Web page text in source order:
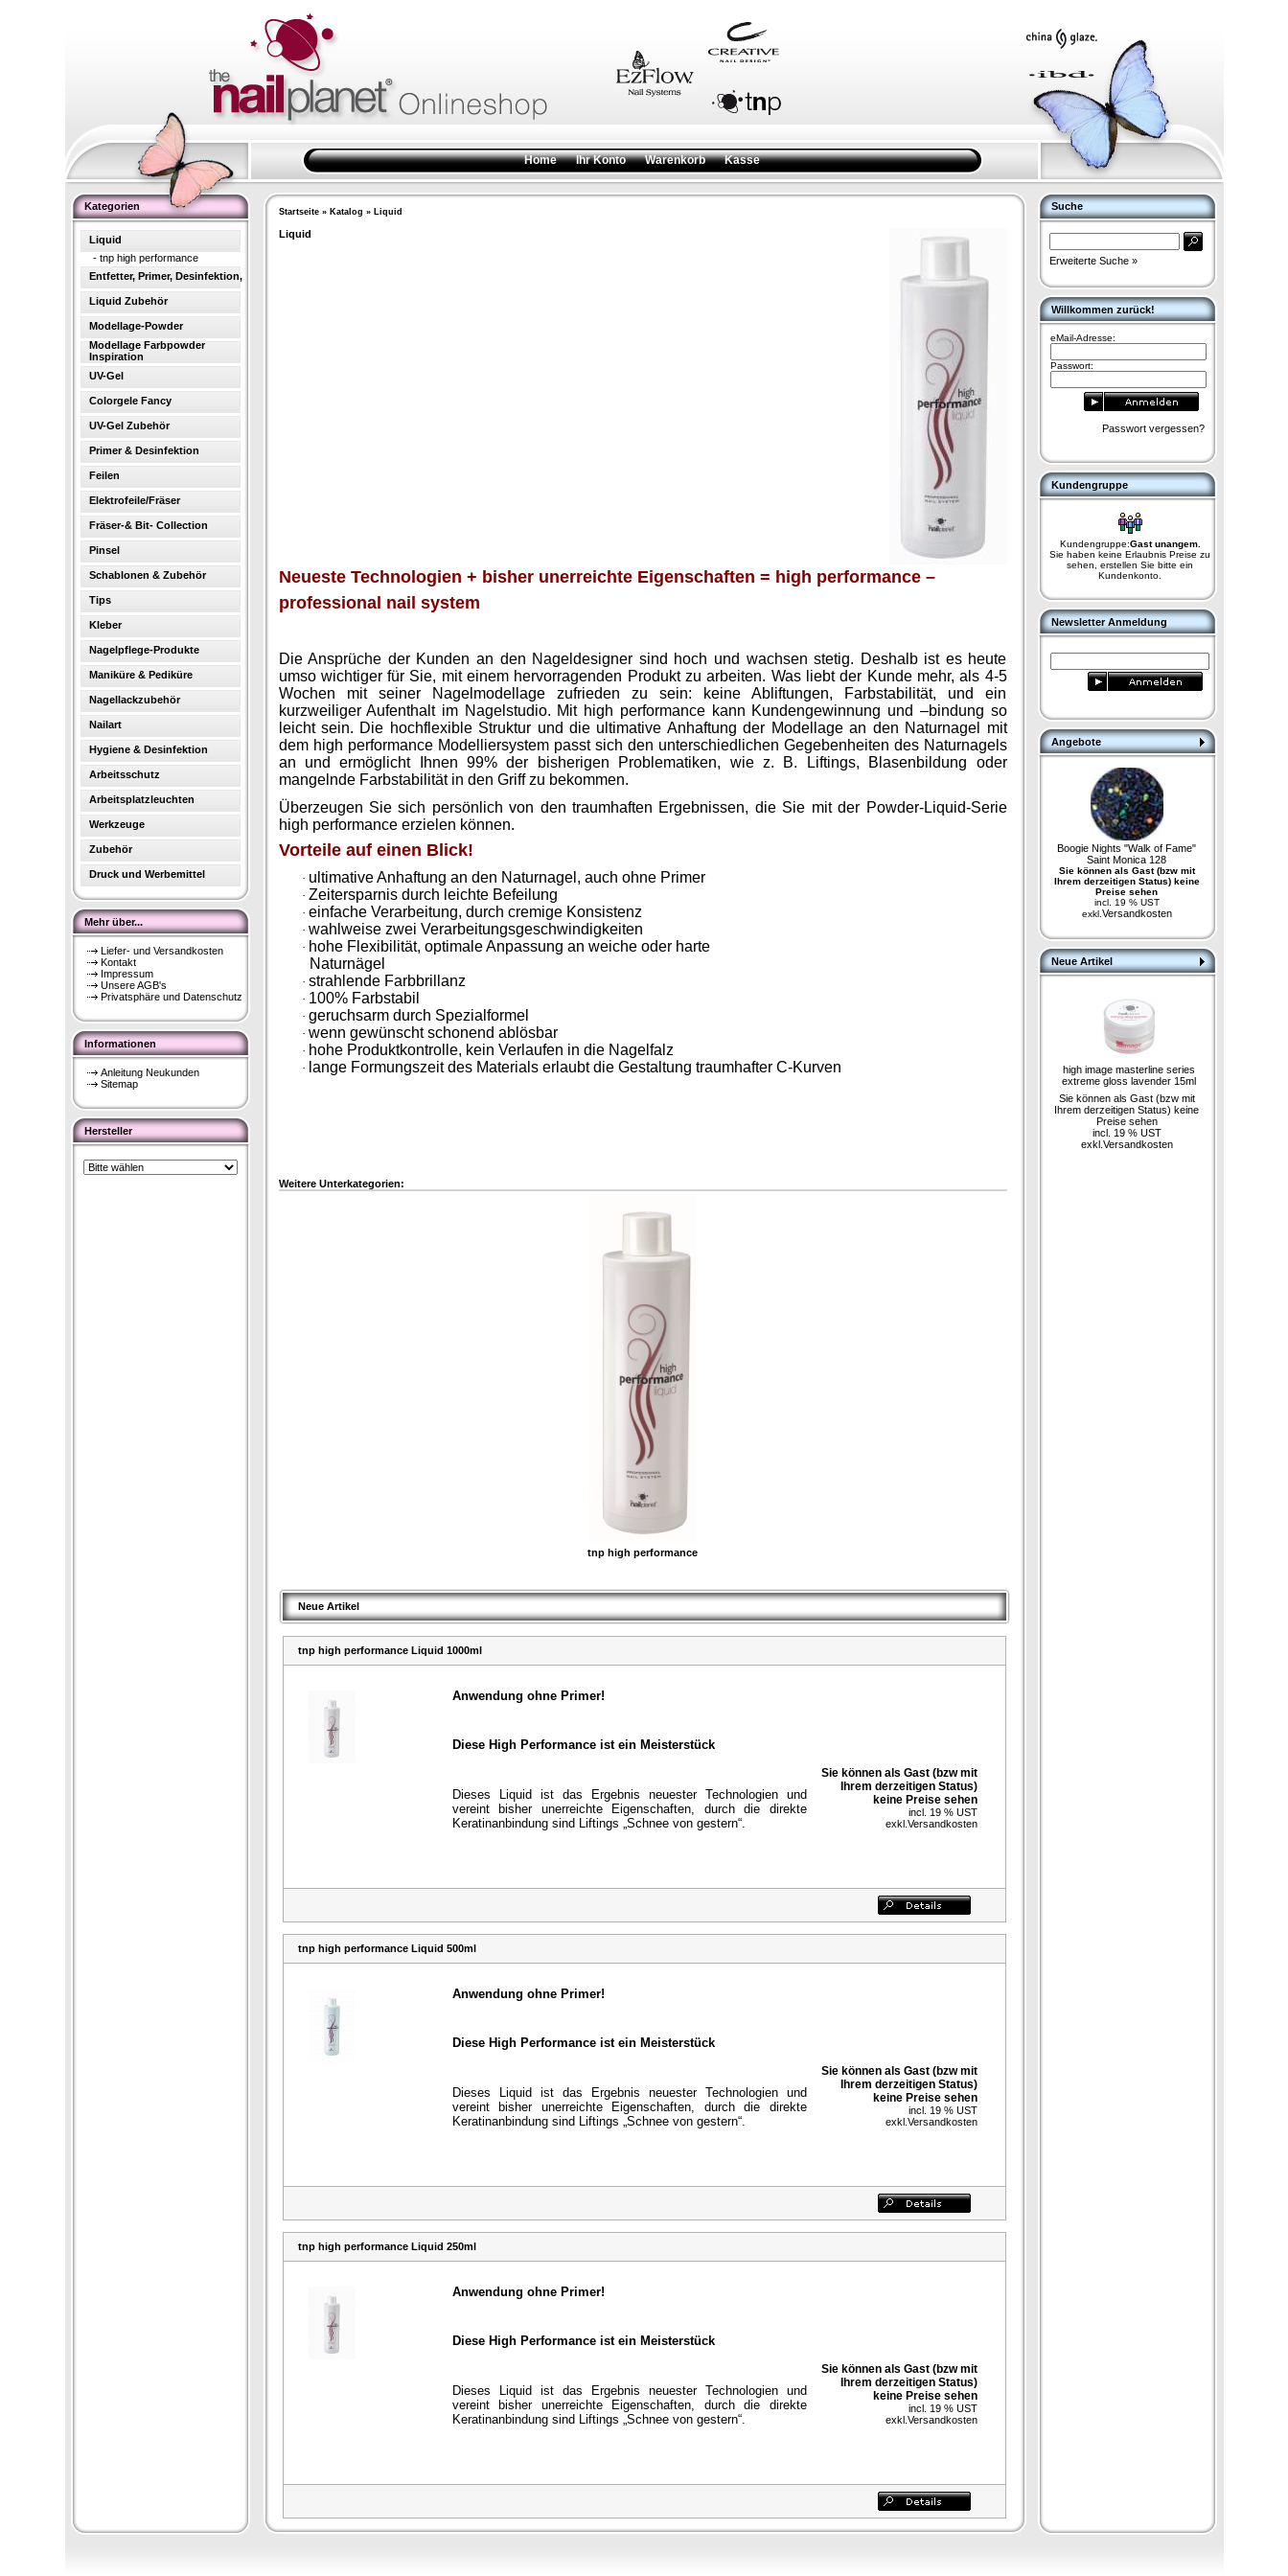
Home Ihr Konto Warenkorb Kasse
Kategorien
Liquid
- tnp high performance
Entfetter, Primer, Desinfektion,
Liquid Zubehör
Modellage-Powder
Modellage Farbpowder
Inspiration
UV-Gel
Colorgele Fancy
UV-Gel Zubehör
Primer & Desinfektion
Feilen
Elektrofeile/Fräser
Fräser-& Bit- Collection
Pinsel
Schablonen & Zubehör
Tips
Kleber
Nagelpflege-Produkte
Maniküre & Pediküre
Nagellackzubehör
Nailart
Hygiene & Desinfektion
Arbeitsschutz
Arbeitsplatzleuchten
Werkzeuge
Zubehör
Druck und Werbemittel
Mehr über...
Liefer- und Versandkosten
Kontakt
Impressum
Unsere AGB's
Privatsphäre und Datenschutz
Informationen
Anleitung Neukunden
Sitemap
Hersteller
Startseite» Katalog » Liquid
Liquid
Neueste Technologien + bisher unerreichte Eigenschaften = high performance –
professional nail system
Die Ansprüche der Kunden an den Nageldesigner sind hoch und wachsen stetig. Deshalb ist es heute
umso wichtiger für Sie, mit einem hervorragenden Produkt zu arbeiten. Was liebt der Kunde mehr, als 4-5
Wochen mit seiner Nagelmodellage zufrieden zu sein: keine Abliftungen, Farbstabilität, und ein
kurzweiliger Aufenthalt im Nagelstudio. Mit high performance kann Kundengewinnung und –bindung so
leicht sein. Die hochflexible Struktur und die ultimative Anhaftung der Modellage an den Naturnagel mit
dem high performance Modelliersystem passt sich den unterschiedlichen Gegebenheiten des Naturnagels
an und ermöglicht Ihnen 99% der bisherigen Problematiken, wie z. B. Liftings, Blasenbildung oder
mangelnde Farbstabilität in den Griff zu bekommen.
Überzeugen Sie sich persönlich von den traumhaften Ergebnissen, die Sie mit der Powder-Liquid-Serie
high performance erzielen können.
Vorteile auf einen Blick!
· ultimative Anhaftung an den Naturnagel, auch ohne Primer
· Zeitersparnis durch leichte Befeilung
· einfache Verarbeitung, durch cremige Konsistenz
· wahlweise zwei Verarbeitungsgeschwindigkeiten
· hohe Flexibilität, optimale Anpassung an weiche oder harte
Naturnägel
· strahlende Farbbrillanz
· 100% Farbstabil
· geruchsarm durch Spezialformel
· wenn gewünscht schonend ablösbar
· hohe Produktkontrolle, kein Verlaufen in die Nagelfalz
· lange Formungszeit des Materials erlaubt die Gestaltung traumhafter C-Kurven
Weitere Unterkategorien:
tnp high performance
Neue Artikel
tnp high performance Liquid 1000ml
Anwendung ohne Primer!
Diese High Performance ist ein Meisterstück
Dieses Liquid ist das Ergebnis neuester Technologien und
vereint bisher unerreichte Eigenschaften, durch die direkte
Keratinanbindung sind Liftings „Schnee von gestern“.
Sie können als Gast (bzw mit
Ihrem derzeitigen Status)
keine Preise sehen
incl. 19 % UST
exkl. Versandkosten
tnp high performance Liquid 500ml
Anwendung ohne Primer!
Diese High Performance ist ein Meisterstück
Dieses Liquid ist das Ergebnis neuester Technologien und
vereint bisher unerreichte Eigenschaften, durch die direkte
Keratinanbindung sind Liftings „Schnee von gestern“.
Sie können als Gast (bzw mit
Ihrem derzeitigen Status)
keine Preise sehen
incl. 19 % UST
exkl. Versandkosten
tnp high performance Liquid 250ml
Anwendung ohne Primer!
Diese High Performance ist ein Meisterstück
Dieses Liquid ist das Ergebnis neuester Technologien und
vereint bisher unerreichte Eigenschaften, durch die direkte
Keratinanbindung sind Liftings „Schnee von gestern“.
Sie können als Gast (bzw mit
Ihrem derzeitigen Status)
keine Preise sehen
incl. 19 % UST
exkl. Versandkosten
Suche
Erweiterte Suche »
Willkommen zurück!
eMail-Adresse:
Passwort:
Passwort vergessen?
Kundengruppe
Kundengruppe:Gast unangem.
Sie haben keine Erlaubnis Preise zu
sehen, erstellen Sie bitte ein
Kundenkonto.
Newsletter Anmeldung
Angebote
Boogie Nights "Walk of Fame"
Saint Monica 128
Sie können als Gast (bzw mit
Ihrem derzeitigen Status) keine
Preise sehen
incl. 19 % UST
exkl. Versandkosten
Neue Artikel
high image masterline series
extreme gloss lavender 15ml
Sie können als Gast (bzw mit
Ihrem derzeitigen Status) keine
Preise sehen
incl. 19 % UST
exkl. Versandkosten